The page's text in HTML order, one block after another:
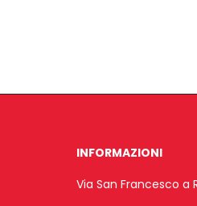
INFORMAZIONI
Via San Francesco a